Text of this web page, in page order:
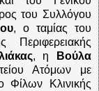
του Συλλόγου
, ο ταμίας του
, η
Βούλα
Ατόμων με
Φίλων Κλινικής